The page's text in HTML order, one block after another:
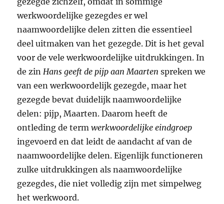
werkwoordelijke gezegdes er wel
naamwoordelijke delen zitten die essentieel
deel uitmaken van het gezegde. Dit is het geval
voor de vele werkwoordelijke uitdrukkingen. In
de zinHans geeft de pijp aan Maarten spreken we
van een werkwoordelijk gezegde, maar het
gezegde bevat duidelijk naamwoordelijke
delen: pijp, Maarten. Daarom heeft de
ontleding de termwerkwoordelijke eindgroep
ingevoerd en dat leidt de aandacht af van de
naamwoordelijke delen. Eigenlijk functioneren
zulke uitdrukkingen als naamwoordelijke
gezegdes, die niet volledig zijn met simpelweg
het werkwoord.